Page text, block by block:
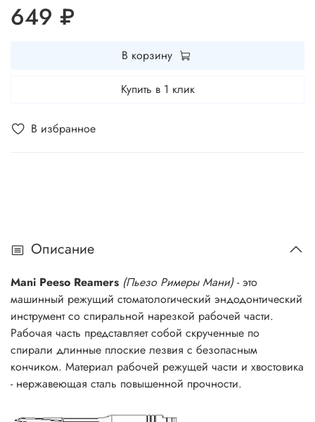
В избранное
649 ₽
В корзину
Купить в 1 клик
Описание
Mani Peeso Reamers (Пьезо Римеры Мани) - это
машинный режущий стоматологический эндодонтический
инструмент со спиральной нарезкой рабочей части.
Рабочая часть представляет собой скрученные по
спирали длинные плоские лезвия с безопасным
кончиком. Материал рабочей режущей части и хвостовика
- нержавеющая сталь повышенной прочности.